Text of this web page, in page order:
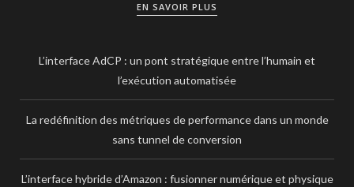
EN SAVOIR PLUS
L’interface AdCP : un pont stratégique entre l’humain et
l’exécution automatisée
La redéfinition des métriques de performance dans un monde
sans tunnel de conversion
L’interface hybride d’Amazon : fusionner numérique et physique